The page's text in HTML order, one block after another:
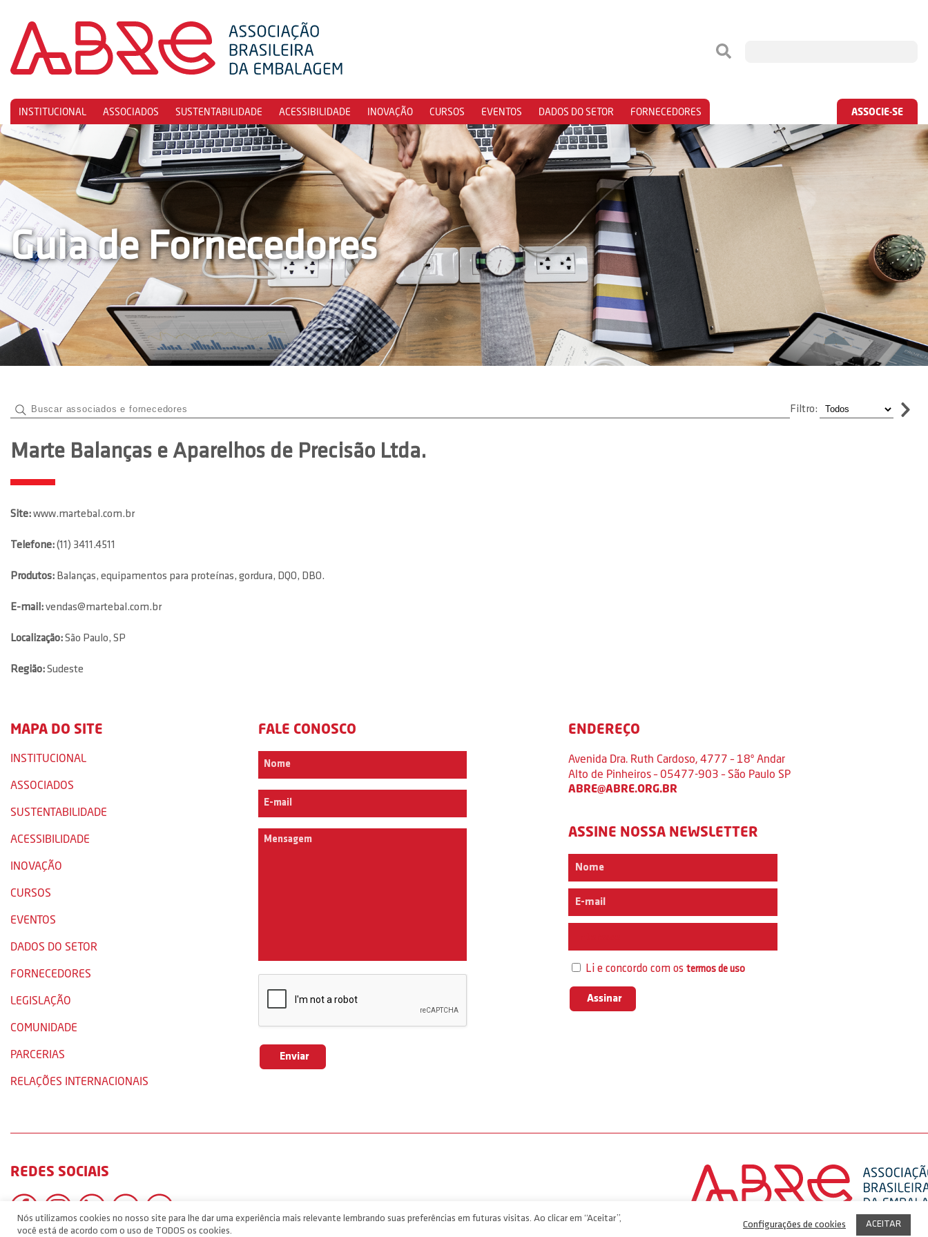
INSTITUCIONAL ASSOCIADOS SUSTENTABILIDADE ACESSIBILIDADE INOVAÇÃO CURSOS EVENTOS DADOS DO SETOR FORNECEDORES ASSOCIE-SE
Guia de Fornecedores
Filtro:
Marte Balanças e Aparelhos de Precisão Ltda.
Site:www.martebal.com.br
Telefone:(11) 3411.4511
Produtos: Balanças, equipamentos para proteínas, gordura, DQO, DBO.
E-mail:vendas@martebal.com.br
Localização:São Paulo, SP
Região:Sudeste
MAPA DO SITE
INSTITUCIONAL
ASSOCIADOS
SUSTENTABILIDADE
ACESSIBILIDADE
INOVAÇÃO
CURSOS
EVENTOS
DADOS DO SETOR
FORNECEDORES
LEGISLAÇÃO
COMUNIDADE
PARCERIAS
RELAÇÕES INTERNACIONAIS
FALE CONOSCO ENDEREÇO
Avenida Dra. Ruth Cardoso, 4777 – 18º Andar
Alto de Pinheiros – 05477-903 – São Paulo SP
ABRE@ABRE.ORG.BR
ASSINE NOSSA NEWSLETTER
Li e concordo com ostermos de uso
REDES SOCIAIS
Nós utilizamos cookies no nosso site para lhe dar uma experiência mais relevante lembrando suas preferências em futuras visitas. Ao clicar em “Aceitar”,
você está de acordo com o uso de TODOS os cookies.
Configurações de cookies ACEITAR